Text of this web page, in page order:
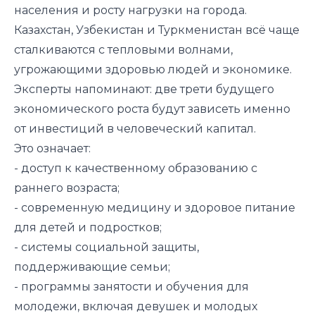
населения и росту нагрузки на города.
Казахстан, Узбекистан и Туркменистан всё чаще
сталкиваются с тепловыми волнами,
угрожающими здоровью людей и экономике.
Эксперты напоминают: две трети будущего
экономического роста будут зависеть именно
от инвестиций в человеческий капитал.
Это означает:
- доступ к качественному образованию с
раннего возраста;
- современную медицину и здоровое питание
для детей и подростков;
- системы социальной защиты,
поддерживающие семьи;
- программы занятости и обучения для
молодежи, включая девушек и молодых